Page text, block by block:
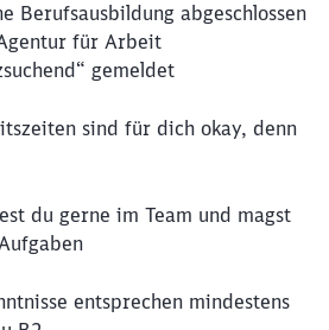
Berufsausbildung abgeschlossen
für Arbeit
gemeldet
sind für dich okay, denn
du gerne im Team und magst
entsprechen mindestens